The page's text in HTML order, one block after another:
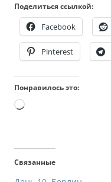
Поделиться ссылкой:
Facebook
Pinterest
Понравилось это:
Загрузка…
Связанные